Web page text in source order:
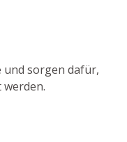
sorgen dafür,